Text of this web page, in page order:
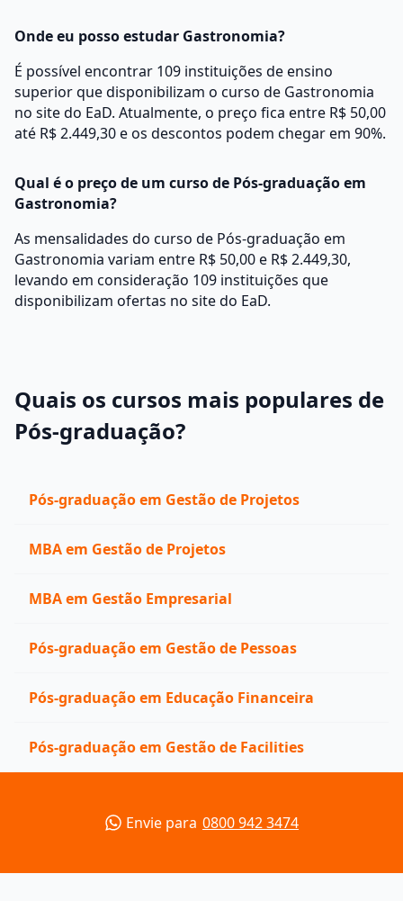
Onde eu posso estudar Gastronomia?
É possível encontrar 109 instituições de ensino
superior que disponibilizam o curso de Gastronomia
no site do EaD. Atualmente, o preço fica entre R$ 50,00
até R$ 2.449,30 e os descontos podem chegar em 90%.
Qual é o preço de um curso de Pós-graduação em
Gastronomia?
As mensalidades do curso de Pós-graduação em
Gastronomia variam entre R$ 50,00 e R$ 2.449,30,
levando em consideração 109 instituições que
disponibilizam ofertas no site do EaD.
Quais os cursos mais populares de
Pós-graduação?
Pós-graduação em Gestão de Projetos
MBA em Gestão de Projetos
MBA em Gestão Empresarial
Pós-graduação em Gestão de Pessoas
Pós-graduação em Educação Financeira
Pós-graduação em Gestão de Facilities
Envie para 0800 942 3474